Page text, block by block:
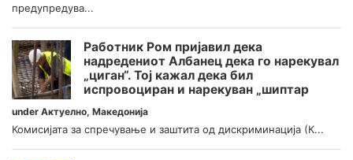
предупредува...
Работник Ром пријавил дека
надредениот Албанец дека го нарекувал
„циган“. Тој кажал дека бил
испровоциран и нарекуван „шиптар
under Актуелно, Македонија
Комисијата за спречување и заштита од дискриминација (К...